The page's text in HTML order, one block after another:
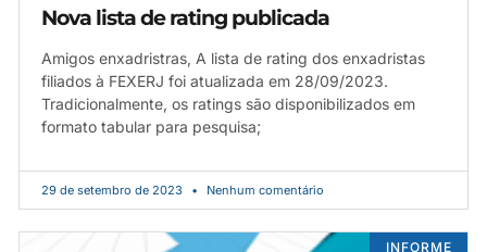
Nova lista de rating publicada
Amigos enxadristras, A lista de rating dos enxadristas
filiados à FEXERJ foi atualizada em 28/09/2023.
Tradicionalmente, os ratings são disponibilizados em
formato tabular para pesquisa;
29 de setembro de 2023 Nenhum comentário
INFORME